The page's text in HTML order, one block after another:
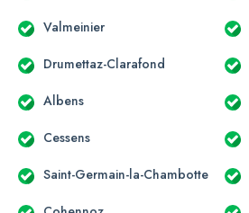
Valmeinier
Drumettaz-Clarafond
Albens
Cessens
Saint-Germain-la-Chambotte